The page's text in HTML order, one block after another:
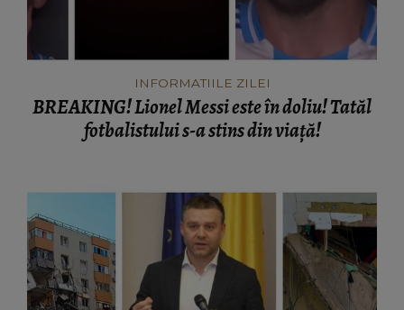
INFORMATIILE ZILEI
BREAKING! Lionel Messi este în doliu! Tatăl
fotbalistului s-a stins din viață!